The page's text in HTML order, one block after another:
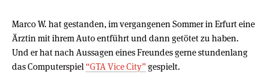
Marco W. hat gestanden, im vergangenen Sommer in Erfurt eine
Ärztin mit ihrem Auto entführt und dann getötet zu haben.
Und er hat nach Aussagen eines Freundes gerne stundenlang
das Computerspiel “GTA Vice City”gespielt.